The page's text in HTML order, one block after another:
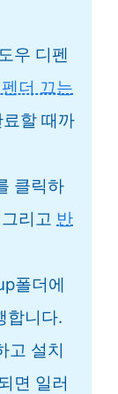
우 디펜
더 끄는
할 때까
클릭하
리고 반
폴더에
합니다.
고 설치
면 일러